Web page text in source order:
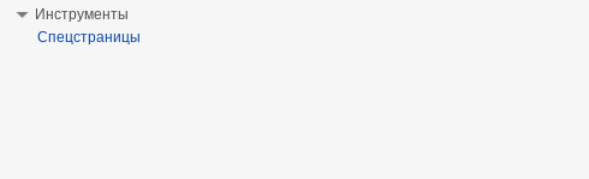
Инструменты
Спецстраницы